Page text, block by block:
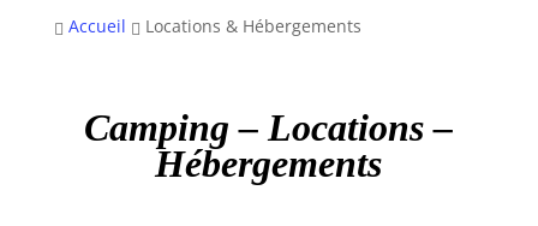
 Accueil  Locations & Hébergements
Camping – Locations –
Hébergements